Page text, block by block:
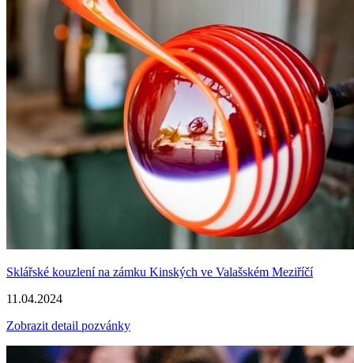
Sklářské kouzlení na zámku Kinských ve Valašském Meziříčí
11.04.2024
Zobrazit detail pozvánky